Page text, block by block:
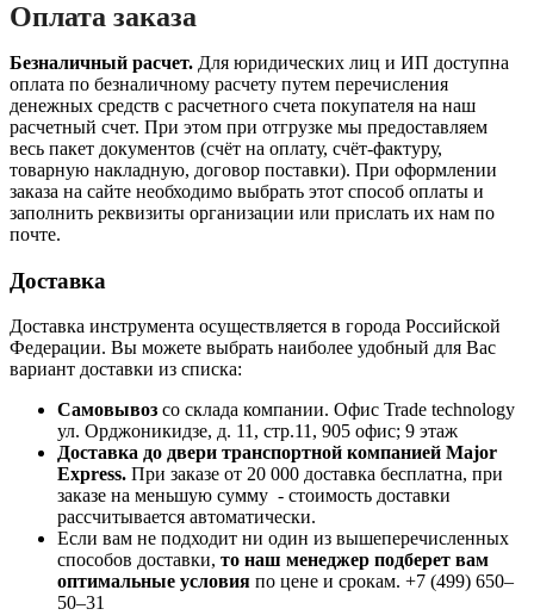
Оплата заказа
Безналичный расчет. Для юридических лиц и ИП доступна
оплата по безналичному расчету путем перечисления
денежных средств с расчетного счета покупателя на наш
расчетный счет. При этом при отгрузке мы предоставляем
весь пакет документов (счёт на оплату, счёт-фактуру,
товарную накладную, договор поставки). При оформлении
заказа на сайте необходимо выбрать этот способ оплаты и
заполнить реквизиты организации или прислать их нам по
почте.
Доставка
Доставка инструмента осуществляется в города Российской
Федерации. Вы можете выбрать наиболее удобный для Вас
вариант доставки из списка:
Самовывоз со склада компании. Офис Trade technology
ул. Орджоникидзе, д. 11, стр.11, 905 офис; 9 этаж
Доставка до двери транспортной компанией Major
Express. При заказе от 20 000 доставка бесплатна, при
заказе на меньшую сумму - стоимость доставки
рассчитывается автоматически.
Если вам не подходит ни один из вышеперечисленных
способов доставки, то наш менеджер подберет вам
оптимальные условия по цене и срокам. +7 (499) 650‒
50‒31